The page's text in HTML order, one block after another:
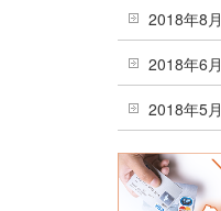
2018年8月
2018年6月
2018年5月